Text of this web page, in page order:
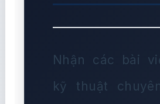
Nhận các bài
kỹ thuật